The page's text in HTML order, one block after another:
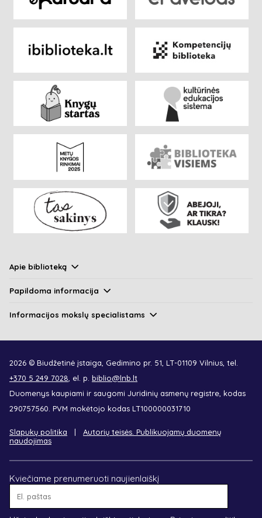
Apie biblioteką
Papildoma informacija
Informacijos mokslų specialistams
2026 © Biudžetinė įstaiga, Gedimino pr. 51, LT-01109 Vilnius, tel.
+370 5 249 7028, el. p. biblio@lnb.lt
Duomenys kaupiami ir saugomi Juridinių asmenų registre, kodas
290757560. PVM mokėtojo kodas LT100000031710
Slapukų politika
Autorių teisės. Publikuojamų duomenų
naudojimas
Kviečiame prenumeruoti naujienlaiškį